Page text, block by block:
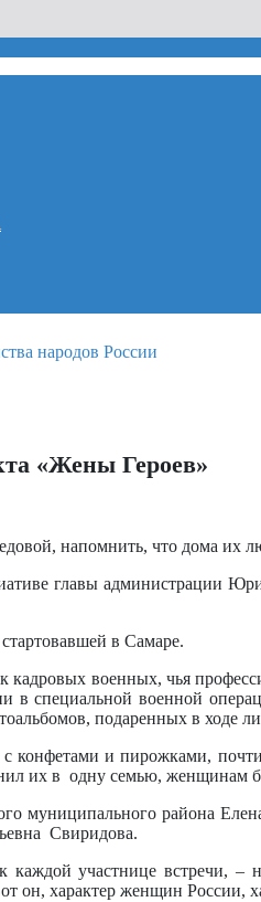
«Жены Героев»
напомнить, что дома их
главы администрации
в Самаре.
военных, чья
специальной военной
подаренных в ходе
конфетами и пирожками,
их в одну семью, женщинам
муниципального района
Свиридова.
участнице встречи, –
он, характер женщин России,